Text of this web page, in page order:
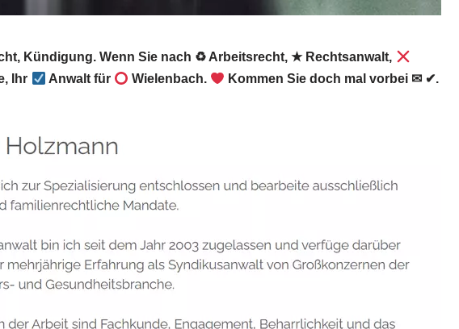
Kündigung. Wenn Sie nach ♻ Arbeitsrecht, ★ Rechtsanwalt,
Ihr Anwalt für Wielenbach. Kommen Sie doch mal vorbei ✉ ✔.